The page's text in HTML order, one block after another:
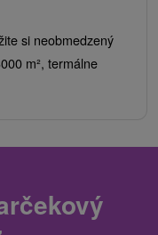
si neobmedzený
m², termálne